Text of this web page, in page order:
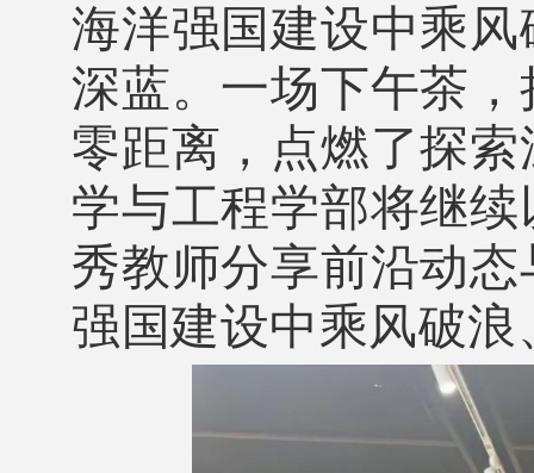
海洋强国建设中乘
深蓝。一场下午茶
零距离，点燃了探
学与工程学部将继
秀教师分享前沿动
强国建设中乘风破